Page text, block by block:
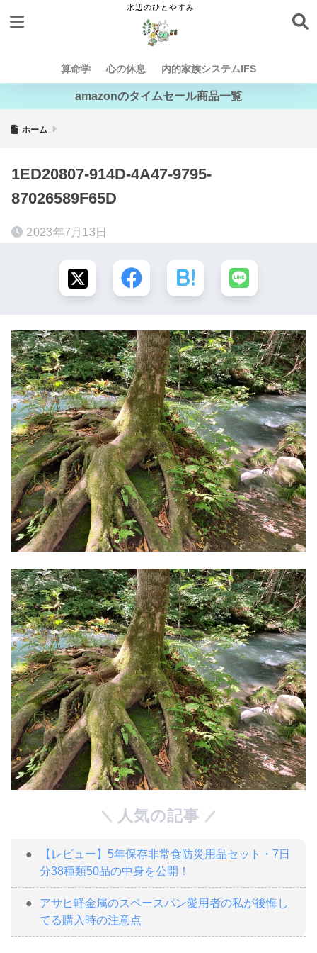
算命学 心の休息 内的家族システムIFS
amazonのタイムセール商品一覧
ホーム
1ED20807-914D-4A47-9795-
87026589F65D
2023年7月13日
人気の記事
【レビュー】5年保存非常食防災用品セット・7日
分38種類50品の中身を公開！
アサヒ軽金属のスペースパン愛用者の私が後悔し
てる購入時の注意点